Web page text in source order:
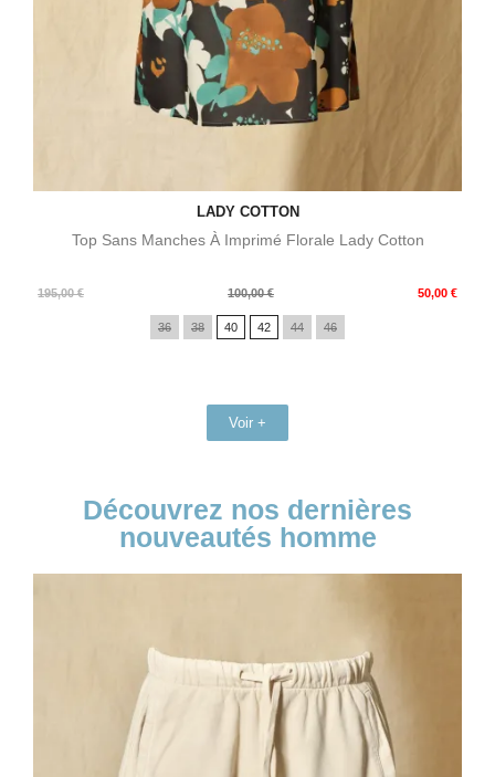
LADY COTTON
Top Sans Manches À Imprimé Florale Lady Cotton
195,00 €
Prix
100,00 € 50,00 €
Prix
36 38 40 42 44 46
Voir +
Découvrez nos dernières
nouveautés homme